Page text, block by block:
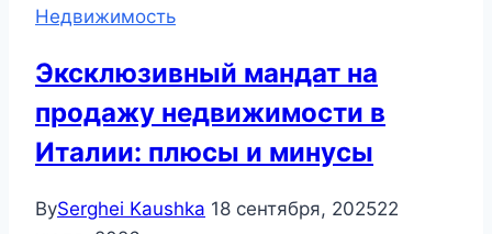
Недвижимость
Эксклюзивный мандат на
продажу недвижимости в
Италии: плюсы и минусы
BySerghei Kaushka 18 сентября, 202522